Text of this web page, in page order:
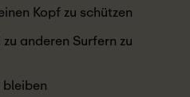
Kopf zu schützen
anderen Surfern zu